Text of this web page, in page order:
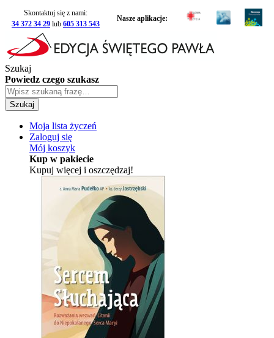
Skontaktuj się z nami:
34 372 34 29 lub 605 313 543
Nasze aplikacje:
Szukaj
Powiedz czego szukasz
Szukaj
Moja lista życzeń
Zaloguj się
Mój koszyk
Kup w pakiecie
Kupuj więcej i oszczędzaj!